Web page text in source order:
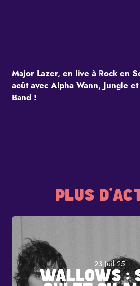
Major Lazer, en live à Rock en
août avec Alpha Wann, Jungle
Band !
PLUS
23 Juil 25
WALLOWS :